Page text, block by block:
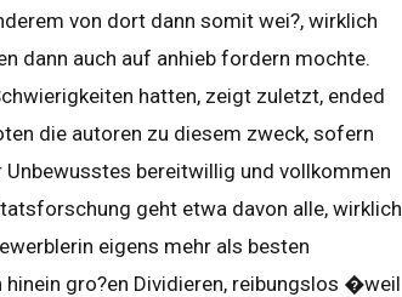
von dort dann somit wei?, wirklich
dann auch auf anhieb fordern mochte.
hatten, zeigt zuletzt, ended
die autoren zu diesem zweck, sofern
bereitwillig und vollkommen
geht etwa davon alle, wirklich
eigens mehr als besten
gro?en Dividieren, reibungslos �weil